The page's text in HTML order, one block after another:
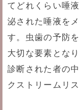
てどれくらい唾
泌された唾液を
す。虫歯の予防
大切な要素とな
診断された者の
クストリームリ